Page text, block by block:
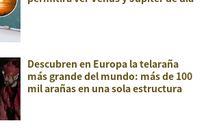
Descubren en Europa la telaraña
más grande del mundo: más de 100
mil arañas en una sola estructura